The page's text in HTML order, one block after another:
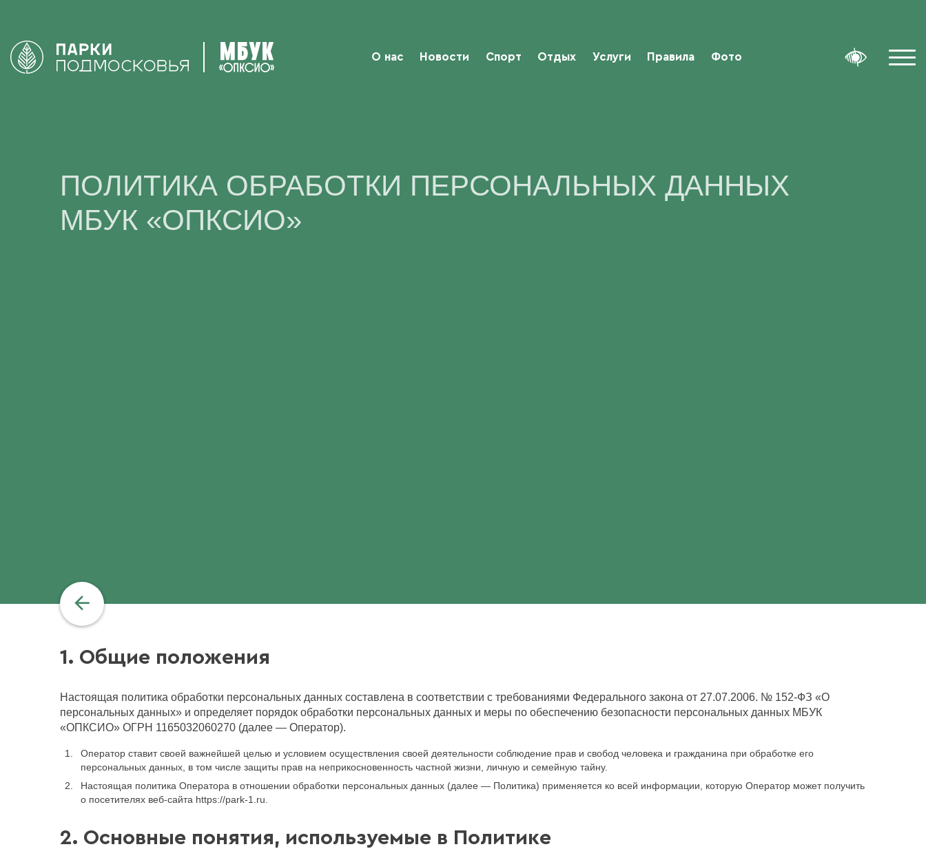
О нас Новости Спорт Отдых Услуги Правила Фото
ПОЛИТИКА ОБРАБОТКИ ПЕРСОНАЛЬНЫХ ДАННЫХ
МБУК «ОПКСИО»
1. Общие положения
Настоящая политика обработки персональных данных составлена в соответствии с требованиями Федерального закона от 27.07.2006. № 152-ФЗ «О
персональных данных» и определяет порядок обработки персональных данных и меры по обеспечению безопасности персональных данных МБУК
«ОПКСИО» ОГРН 1165032060270 (далее — Оператор).
Оператор ставит своей важнейшей целью и условием осуществления своей деятельности соблюдение прав и свобод человека и гражданина при обработке его
персональных данных, в том числе защиты прав на неприкосновенность частной жизни, личную и семейную тайну.
Настоящая политика Оператора в отношении обработки персональных данных (далее — Политика) применяется ко всей информации, которую Оператор может получить
о посетителях веб-сайта https://park-1.ru.
2. Основные понятия, используемые в Политике